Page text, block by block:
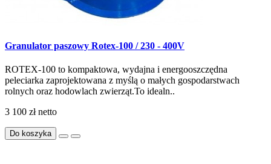
Granulator paszowy Rotex-100 / 230 - 400V
ROTEX-100 to kompaktowa, wydajna i energooszczędna
peleciarka zaprojektowana z myślą o małych gospodarstwach
rolnych oraz hodowlach zwierząt.To idealn..
3 100 złnetto
Do koszyka